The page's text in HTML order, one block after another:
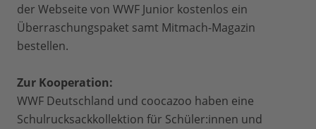
der Webseite von WWF Junior kostenlos ein
Überraschungspaket samt Mitmach-Magazin
bestellen.
Zur Kooperation:
WWF Deutschland und coocazoo haben eine
Schulrucksackkollektion für Schüler:innen und